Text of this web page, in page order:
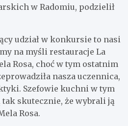
w Radomiu, podzielił
udział w konkursie to nasi
na myśli restauracje La
Rosa, choć w tym ostatnim
nasza uczennica,
Szefowie kuchni w tym
skutecznie, że wybrali ją
Rosa.